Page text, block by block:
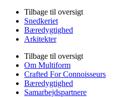
Tilbage til oversigt
Snedkeriet
Bæredygtighed
Arkitekter
Tilbage til oversigt
Om Multiform
Crafted For Connoisseurs
Bæredygtighed
Samarbejdspartnere